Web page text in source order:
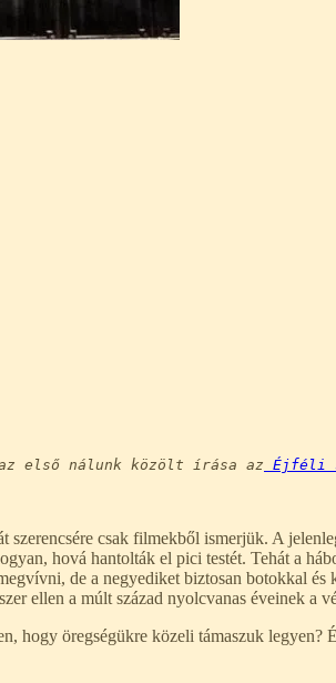
első nálunk közölt írása az Éjféli
csak filmekből ismerjük. A
hová hantolták el pici testét. Tehát a
de a negyediket biztosan botokkal és
ellen a múlt század nyolcvanas éveinek a
hogy öregségükre közeli támaszuk